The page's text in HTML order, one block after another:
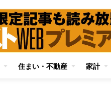
住まい・不動産 家計